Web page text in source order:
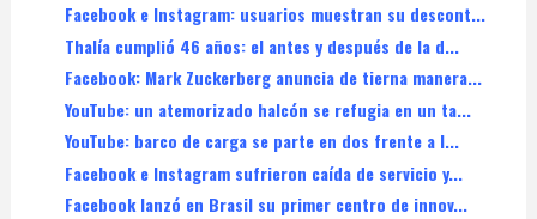
Facebook e Instagram: usuarios muestran su descont...
Thalía cumplió 46 años: el antes y después de la d...
Facebook: Mark Zuckerberg anuncia de tierna manera...
YouTube: un atemorizado halcón se refugia en un ta...
YouTube: barco de carga se parte en dos frente a l...
Facebook e Instagram sufrieron caída de servicio y...
Facebook lanzó en Brasil su primer centro de innov...